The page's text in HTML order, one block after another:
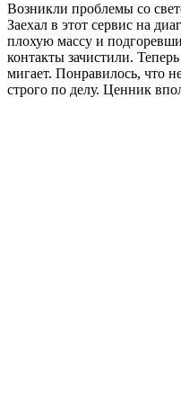
Возникли проблемы со
Заехал в этот сервис на
плохую массу и
контакты зачистили.
мигает. Понравилось, что
строго по делу. Ценник